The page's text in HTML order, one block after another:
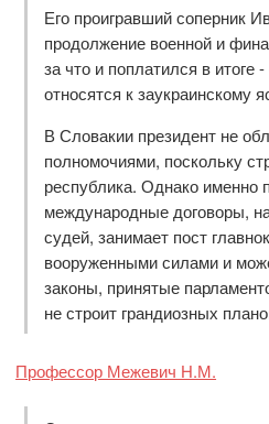
Его проигравший соперник
продолжение военной и
за что и поплатился в итоге
относятся к заукраинскому
В Словакии президент не
полномочиями, поскольку
республика. Однако именно
международные договоры,
судей, занимает пост
вооруженными силами и
законы, принятые
не строит грандиозных
Профессор Межевич Н.М.